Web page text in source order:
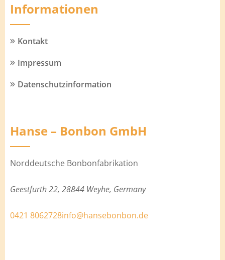
Informationen
Kontakt
Impressum
Datenschutzinformation
Hanse – Bonbon GmbH
Norddeutsche Bonbonfabrikation
Geestfurth 22, 28844 Weyhe, Germany
0421 8062728info@hansebonbon.de